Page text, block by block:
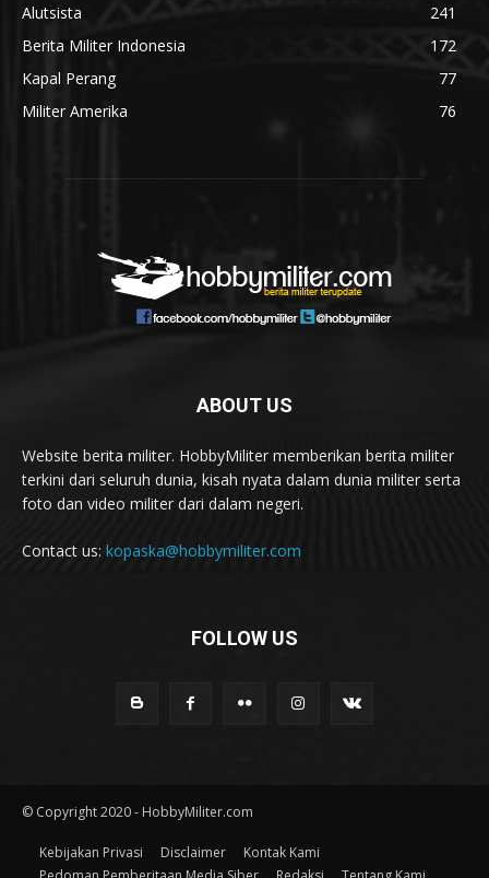
Alutsista
241
Berita Militer Indonesia
172
Kapal Perang
77
Militer Amerika
76
ABOUT US
Website berita militer. HobbyMiliter memberikan berita militer
terkini dari seluruh dunia, kisah nyata dalam dunia militer serta
foto dan video militer dari dalam negeri.
Contact us: kopaska@hobbymiliter.com
FOLLOW US
© Copyright 2020 - HobbyMiliter.com
Kebijakan Privasi Disclaimer
Kontak Kami